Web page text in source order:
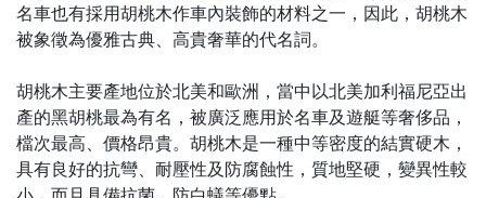
名車也有採用胡桃木作車內裝飾的材料之一，因此，胡桃木
被象徵為優雅古典、高貴奢華的代名詞。
胡桃木主要產地位於北美和歐洲，當中以北美加利福尼亞出
產的黑胡桃最為有名，被廣泛應用於名車及遊艇等奢侈品，
檔次最高、價格昂貴。胡桃木是一種中等密度的結實硬木，
具有良好的抗彎、耐壓性及防腐蝕性，質地堅硬，變異性較